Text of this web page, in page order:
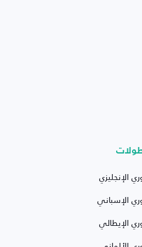
الإنجليزي
الإسباني
الإيطالي